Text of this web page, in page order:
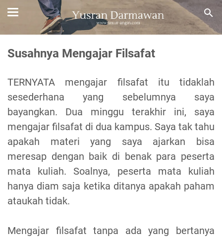
Susahnya Mengajar Filsafat
TERNYATA mengajar filsafat itu tidaklah
sesederhana yang sebelumnya saya
bayangkan. Dua minggu terakhir ini, saya
mengajar filsafat di dua kampus. Saya tak tahu
apakah materi yang saya ajarkan bisa
meresap dengan baik di benak para peserta
mata kuliah. Soalnya, peserta mata kuliah
hanya diam saja ketika ditanya apakah paham
ataukah tidak.
Mengajar filsafat tanpa ada yang bertanya